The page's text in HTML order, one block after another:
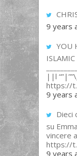
9 years
YOU
||l
https://
9 years
Dieci
su
vincere
https://
9 years